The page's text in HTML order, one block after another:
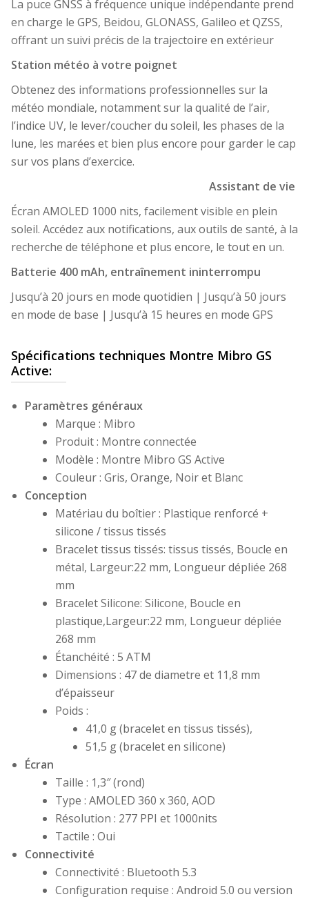
La puce GNSS à fréquence unique indépendante prend
en charge le GPS, Beidou, GLONASS, Galileo et QZSS,
offrant un suivi précis de la trajectoire en extérieur
Station météo à votre poignet
Obtenez des informations professionnelles sur la
météo mondiale, notamment sur la qualité de l’air,
l’indice UV, le lever/coucher du soleil, les phases de la
lune, les marées et bien plus encore pour garder le cap
sur vos plans d’exercice.
Assistant de vie
Écran AMOLED 1000 nits, facilement visible en plein
soleil. Accédez aux notifications, aux outils de santé, à la
recherche de téléphone et plus encore, le tout en un.
Batterie 400 mAh, entraînement ininterrompu
Jusqu’à 20 jours en mode quotidien | Jusqu’à 50 jours
en mode de base | Jusqu’à 15 heures en mode GPS
Spécifications techniques Montre Mibro GS
Active:
Paramètres généraux
Marque : Mibro
Produit : Montre connectée
Modèle : Montre Mibro GS Active
Couleur : Gris, Orange, Noir et Blanc
Conception
Matériau du boîtier : Plastique renforcé +
silicone / tissus tissés
Bracelet tissus tissés: tissus tissés, Boucle en
métal, Largeur:22 mm, Longueur dépliée 268
mm
Bracelet Silicone: Silicone, Boucle en
plastique,Largeur:22 mm, Longueur dépliée
268 mm
Étanchéité : 5 ATM
Dimensions : 47 de diametre et 11,8 mm
d’épaisseur
Poids :
41,0 g (bracelet en tissus tissés),
51,5 g (bracelet en silicone)
Écran
Taille : 1,3″ (rond)
Type : AMOLED 360 x 360, AOD
Résolution : 277 PPI et 1000nits
Tactile : Oui
Connectivité
Connectivité : Bluetooth 5.3
Configuration requise : Android 5.0 ou version